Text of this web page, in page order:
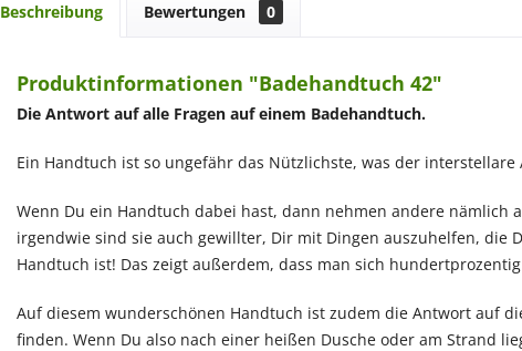
Beschreibung Bewertungen 0
Produktinformationen "Badehandtuch 42"
Die Antwort auf alle Fragen auf einem Badehandtuch.
Ein Handtuch ist so ungefähr das Nützlichste, was der
Wenn Du ein Handtuch dabei hast, dann nehmen andere nämlich
irgendwie sind sie auch gewillter, Dir mit Dingen auszuhelfen, die
Handtuch ist! Das zeigt außerdem, dass man sich
Auf diesem wunderschönen Handtuch ist zudem die Antwort auf
finden. Wenn Du also nach einer heißen Dusche oder am Strand